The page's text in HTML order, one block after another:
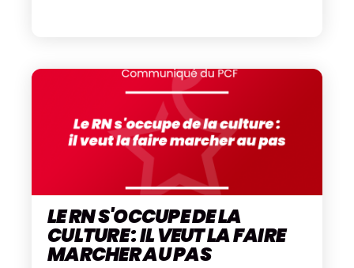
LE RN S'OCCUPE DE LA
CULTURE : IL VEUT LA FAIRE
MARCHER AU PAS